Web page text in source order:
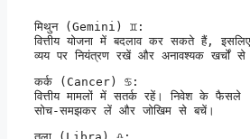
मिथुन (Gemini) ♊:
वित्तीय योजना में बदलाव कर सकते हैं,
व्यय पर नियंत्रण रखें और अनावश्यक खर्चों से
कर्क (Cancer) ♋:
वित्तीय मामलों में सतर्क रहें। निवेश के फैसले
सोच-समझकर लें और जोखिम से बचें।